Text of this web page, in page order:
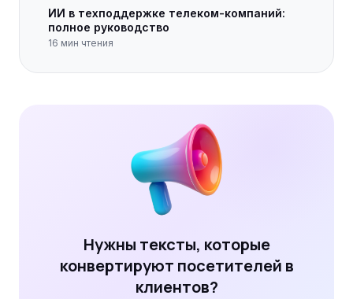
ИИ в техподдержке телеком-компаний:
полное руководство
16 мин чтения
Нужны тексты, которые
конвертируют посетителей в
клиентов?